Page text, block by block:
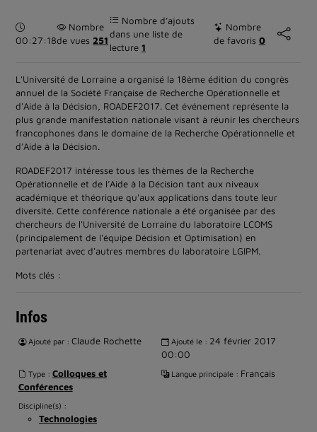
Durée :
00:27:18
Nombre
de vues 251
Nombre d’ajouts
dans une liste de
lecture 1
Nombre
de favoris 0
L'Université de Lorraine a organisé la 18ème édition du congrès
annuel de la Société Française de Recherche Opérationnelle et
d'Aide à la Décision, ROADEF2017. Cet événement représente la
plus grande manifestation nationale visant à réunir les chercheurs
francophones dans le domaine de la Recherche Opérationnelle et
d'Aide à la Décision.
ROADEF2017 intéresse tous les thèmes de la Recherche
Opérationnelle et de l’Aide à la Décision tant aux niveaux
académique et théorique qu'aux applications dans toute leur
diversité. Cette conférence nationale a été organisée par des
chercheurs de l'Université de Lorraine du laboratoire LCOMS
(principalement de l'équipe Décision et Optimisation) en
partenariat avec d'autres membres du laboratoire LGIPM.
Mots clés :
Infos
Ajouté par : Claude Rochette Ajouté le : 24 février 2017
00:00
Type : Colloques et
Conférences
Langue principale : Français
Discipline(s) :
Technologies